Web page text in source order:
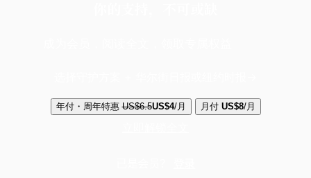
年付・周年特惠 US$6.5US$4/月 月付 US$8/月